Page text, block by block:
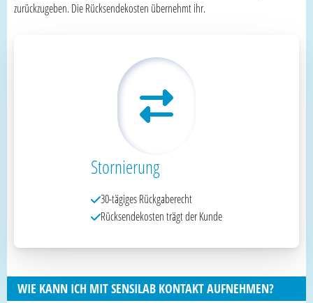
zurückzugeben. Die Rücksendekosten übernehmt ihr.
Stornierung
30-tägiges Rückgaberecht
Rücksendekosten trägt der Kunde
WIE KANN ICH MIT SENSILAB KONTAKT AUFNEHMEN?